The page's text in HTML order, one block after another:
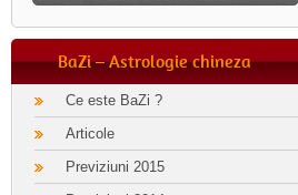
BaZi – Astrologie chineza
Ce este BaZi ?
Articole
Previziuni 2015